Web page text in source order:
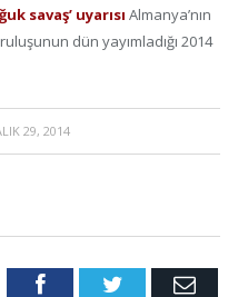
savaş’ uyarısı Almanya’nın
dün yayımladığı 2014
29, 2014
FacebookTwitter Email